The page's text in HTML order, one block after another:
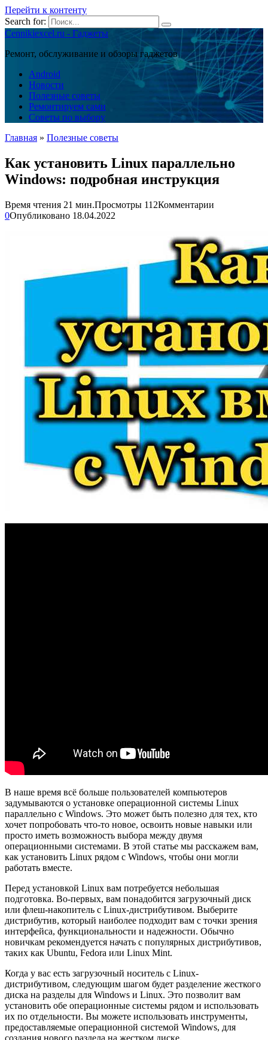
Перейти к контенту
Search for:
Cennikiexcel.ru - Гаджеты
Ремонт, обслуживание и обзоры гаджетов
Android
Новости
Полезные советы
Ремонтируем сами
Советы по выбору
Главная » Полезные советы
Как установить Linux параллельно
Windows: подробная инструкция
Время чтения 21 мин.Просмотры 112Комментарии
0Опубликовано 18.04.2022
В наше время всё больше пользователей компьютеров
задумываются о установке операционной системы Linux
параллельно с Windows. Это может быть полезно для тех, кто
хочет попробовать что-то новое, освоить новые навыки или
просто иметь возможность выбора между двумя
операционными системами. В этой статье мы расскажем вам,
как установить Linux рядом с Windows, чтобы они могли
работать вместе.
Перед установкой Linux вам потребуется небольшая
подготовка. Во-первых, вам понадобится загрузочный диск
или флеш-накопитель с Linux-дистрибутивом. Выберите
дистрибутив, который наиболее подходит вам с точки зрения
интерфейса, функциональности и надежности. Обычно
новичкам рекомендуется начать с популярных дистрибутивов,
таких как Ubuntu, Fedora или Linux Mint.
Когда у вас есть загрузочный носитель с Linux-
дистрибутивом, следующим шагом будет разделение жесткого
диска на разделы для Windows и Linux. Это позволит вам
установить обе операционные системы рядом и использовать
их по отдельности. Вы можете использовать инструменты,
предоставляемые операционной системой Windows, для
создания нового раздела на жестком диске.